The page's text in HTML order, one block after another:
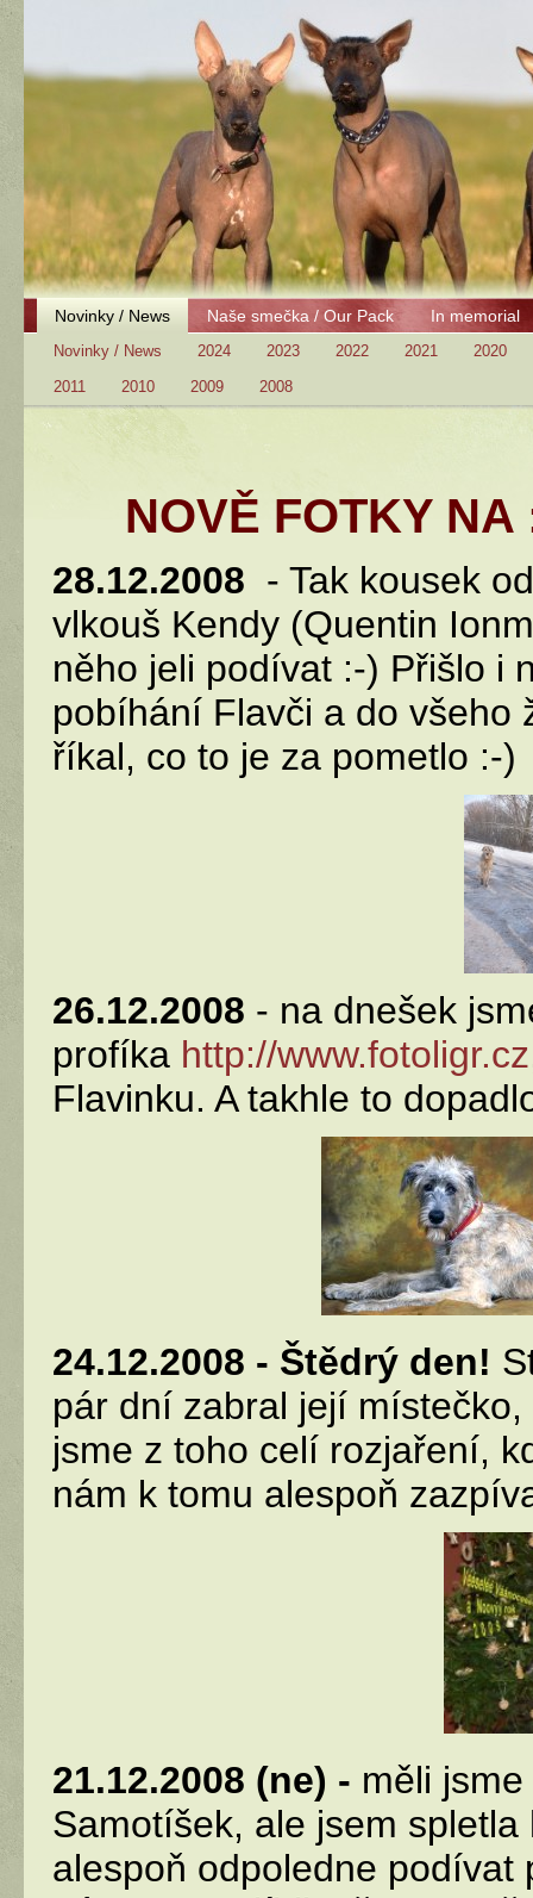
Novinky / News Naše smečka / Our Pack In memorial
Novinky / News 2024 2023 2022 2021
2020
2011
2010 2009 2008
NOVĚ FOTKY
28.12.2008 - Tak kousek
vlkouš Kendy (Quentin
něho jeli podívat :-) Přišlo i
pobíhání Flavči a do všeho
říkal, co to je za pometlo :-)
26.12.2008 - na dnešek
profíka http://www.fotoligr.cz
Flavinku. A takhle to
24.12.2008 - Štědrý den!
pár dní zabral její
jsme z toho celí rozjaření,
nám k tomu alespoň
21.12.2008 (ne) - měli
Samotíšek, ale jsem
alespoň odpoledne